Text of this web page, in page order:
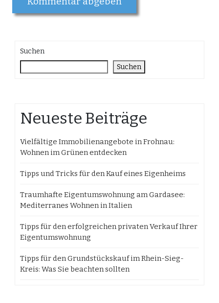
Suchen
Suchen
Neueste Beiträge
Vielfältige Immobilienangebote in Frohnau:
Wohnen im Grünen entdecken
Tipps und Tricks für den Kauf eines Eigenheims
Traumhafte Eigentumswohnung am Gardasee:
Mediterranes Wohnen in Italien
Tipps für den erfolgreichen privaten Verkauf Ihrer
Eigentumswohnung
Tipps für den Grundstückskauf im Rhein-Sieg-
Kreis: Was Sie beachten sollten